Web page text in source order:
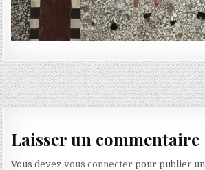
Navigation de l’article
Laisser un commentaire
Vous devezvous connecter pour publier